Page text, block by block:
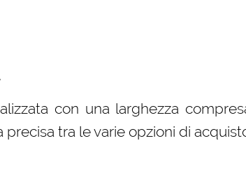
con una larghezza
precisa tra le varie opzioni di